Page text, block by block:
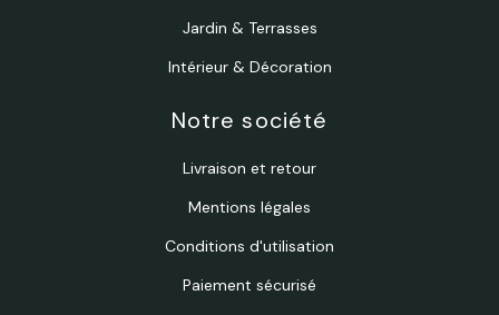
Jardin & Terrasses
Intérieur & Décoration
Notre société
Livraison et retour
Mentions légales
Conditions d'utilisation
Paiement sécurisé